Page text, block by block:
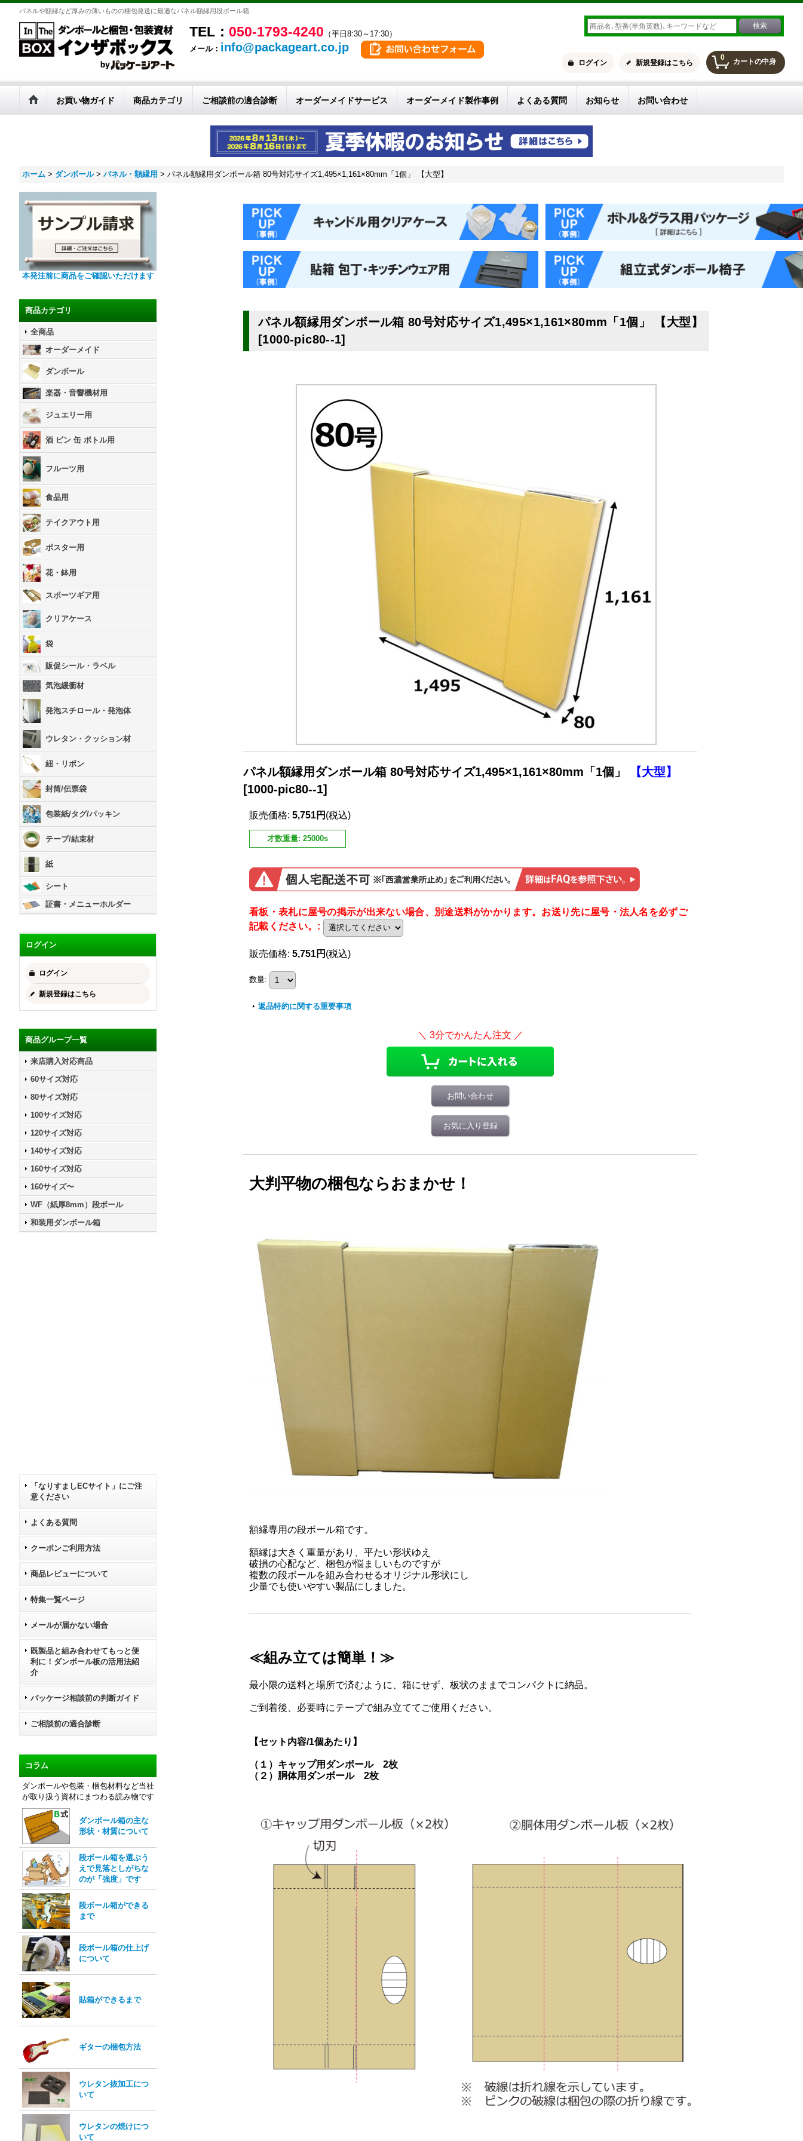
パネルや額縁など厚みの薄いものの梱包発送に最適なパネル額縁用段ボール箱
TEL： 050-1793-4240 （平日8:30～17:30）
メール： info@packageart.co.jp
0 カートの中身
ログイン 新規登録はこちら
お買い物ガイド 商品カテゴリ ご相談前の適合診断 オーダーメイドサービス オーダーメイド製作事例 よくある質問 お知らせ お問い合わせ
ホーム > ダンボール > パネル・額縁用 > パネル額縁用ダンボール箱 80号対応サイズ1,495×1,161×80mm「1個」 【大型】
本発注前に商品をご確認いただけます
商品カテゴリ
全商品
オーダーメイド
ダンボール
楽器・音響機材用
ジュエリー用
酒 ビン 缶 ボトル用
フルーツ用
食品用
テイクアウト用
ポスター用
花・鉢用
スポーツギア用
クリアケース
袋
販促シール・ラベル
気泡緩衝材
発泡スチロール・発泡体
ウレタン・クッション材
紐・リボン
封筒/伝票袋
包装紙/タグ/パッキン
テープ/結束材
紙
シート
証書・メニューホルダー
ログイン
ログイン
新規登録はこちら
商品グループ一覧
来店購入対応商品
60サイズ対応
80サイズ対応
100サイズ対応
120サイズ対応
140サイズ対応
160サイズ対応
160サイズ〜
WF（紙厚8mm）段ボール
和装用ダンボール箱
「なりすましECサイト」にご注
意ください
よくある質問
クーポンご利用方法
商品レビューについて
特集一覧ページ
メールが届かない場合
既製品と組み合わせてもっと便
利に！ダンボール板の活用法紹
介
パッケージ相談前の判断ガイド
ご相談前の適合診断
コラム
ダンボールや包装・梱包材料など当社
が取り扱う資材にまつわる読み物です
ダンボール箱の主な
形状・材質について
段ボール箱を選ぶう
えで見落としがちな
のが「強度」です
段ボール箱ができる
まで
段ボール箱の仕上げ
について
貼箱ができるまで
ギターの梱包方法
ウレタン抜加工につ
いて
ウレタンの焼けにつ
いて
パネル額縁用ダンボール箱 80号対応サイズ1,495×1,161×80mm「1個」 【大型】
[1000-pic80--1]
パネル額縁用ダンボール箱 80号対応サイズ1,495×1,161×80mm「1個」
【大型】
[1000-pic80--1]
販売価格: 5,751円 (税込)
才数重量: 25000s
看板・表札に屋号の掲示が出来ない場合、別途送料がかかります。お送り先に屋号・法人名を必ずご
記載ください。 :
販売価格: 5,751円 (税込)
数量:
返品特約に関する重要事項
お問い合わせ
お気に入り登録
大判平物の梱包ならおまかせ！
額縁専用の段ボール箱です。
額縁は大きく重量があり、平たい形状ゆえ
破損の心配など、梱包が悩ましいものですが
複数の段ボールを組み合わせるオリジナル形状にし
少量でも使いやすい製品にしました。
≪組み立ては簡単！≫
最小限の送料と場所で済むように、箱にせず、板状のままでコンパクトに納品。
ご到着後、必要時にテープで組み立ててご使用ください。
【セット内容/1個あたり】
（１）キャップ用ダンボール 2枚
（２）胴体用ダンボール 2枚